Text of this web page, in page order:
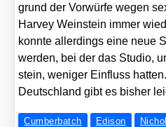
grund der Vor­wür­fe wegen
Har­vey Wein­stein immer
konn­te aller­dings eine neue
wer­den, bei der das Stu­dio,
stein, weni­ger Ein­fluss
Deutsch­land gibt es bis­her
Cumberbatch Edison